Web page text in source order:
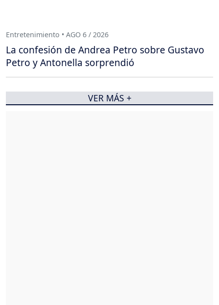
Entretenimiento • AGO 6 / 2026
La confesión de Andrea Petro sobre Gustavo
Petro y Antonella sorprendió
VER MÁS +